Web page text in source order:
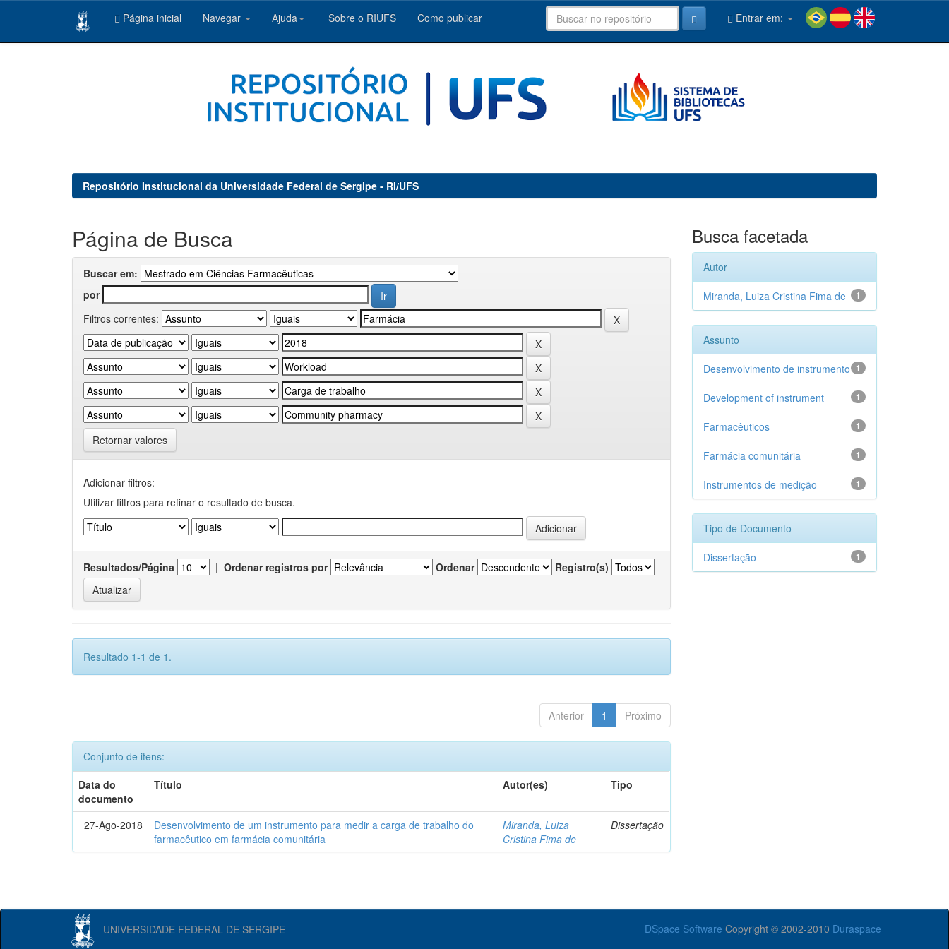
Página inicial Navegar Ajuda Sobre o RIUFS Como publicar Entrar em:
Repositório Institucional da Universidade Federal de Sergipe - RI/UFS
Página de Busca
Buscar em:
por
Filtros correntes:
Retornar valores
Adicionar filtros:
Utilizar filtros para refinar o resultado de busca.
Resultados/Página | Ordenar registros por Ordenar Registro(s)
Resultado 1-1 de 1.
Anterior 1 Próximo
Conjunto de itens:
Data do
documento
Título Autor(es) Tipo
27-Ago-2018
Desenvolvimento de um instrumento para medir a carga de trabalho do
farmacêutico em farmácia comunitária
Miranda, Luiza
Cristina Fima de
Dissertação
Busca facetada
Autor
1
Miranda, Luiza Cristina Fima de
Assunto
1
Desenvolvimento de instrumento
1
Development of instrument
1
Farmacêuticos
1
Farmácia comunitária
1
Instrumentos de medição
Tipo de Documento
1
Dissertação
UNIVERSIDADE FEDERAL DE SERGIPE DSpace Software Copyright © 2002-2010 Duraspace